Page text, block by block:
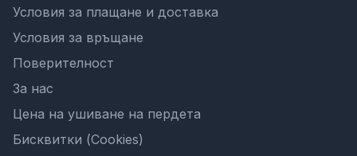
Условия за плащане и доставка
Условия за връщане
Поверителност
За нас
Цена на ушиване на пердета
Бисквитки (Cookies)